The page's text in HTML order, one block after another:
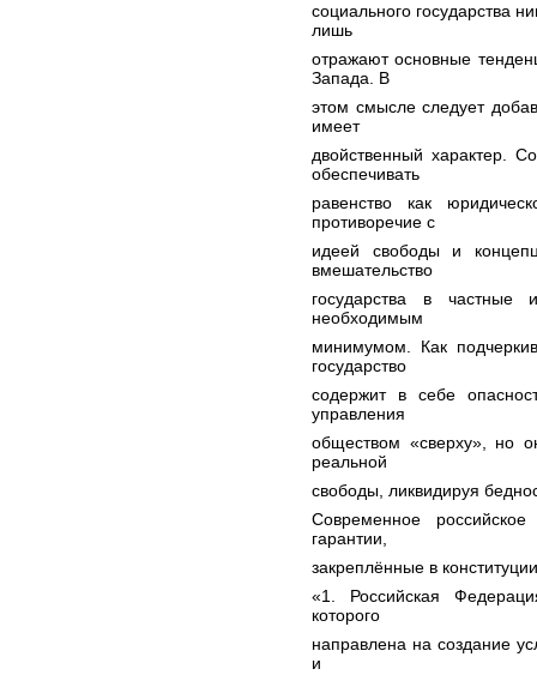
социального государства
лишь
отражают основные
Запада. В
этом смысле следует
имеет
двойственный характер.
обеспечивать
равенство как
противоречие с
идеей свободы и
вмешательство
государства в частные
необходимым
минимумом. Как
государство
содержит в себе
управления
обществом «сверху», но
реальной
свободы, ликвидируя
Современное
гарантии,
закреплённые в
«1. Российская
которого
направлена на создание
и